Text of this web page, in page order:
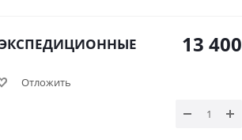
Отложить
13 400